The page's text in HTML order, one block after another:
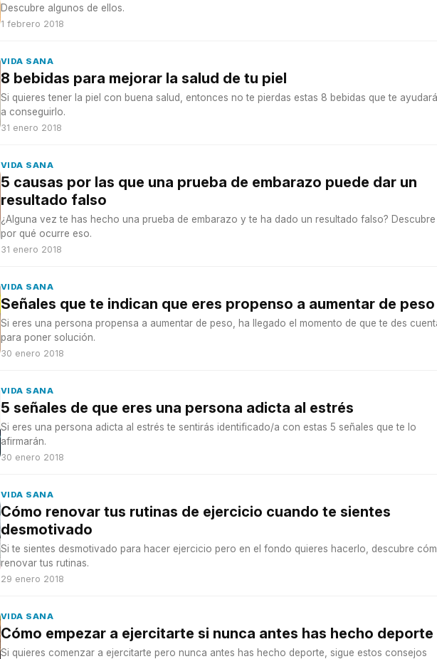
Descubre algunos de ellos.
1 febrero 2018
VIDA SANA
8 bebidas para mejorar la salud de tu piel
Si quieres tener la piel con buena salud, entonces no te pierdas estas 8 bebidas que te
a conseguirlo.
31 enero 2018
VIDA SANA
5 causas por las que una prueba de embarazo puede dar un
resultado falso
¿Alguna vez te has hecho una prueba de embarazo y te ha dado un resultado falso? Descubre
por qué ocurre eso.
31 enero 2018
VIDA SANA
Señales que te indican que eres propenso a aumentar de peso
Si eres una persona propensa a aumentar de peso, ha llegado el momento de que te des
para poner solución.
30 enero 2018
VIDA SANA
5 señales de que eres una persona adicta al estrés
Si eres una persona adicta al estrés te sentirás identificado/a con estas 5 señales que te lo
afirmarán.
30 enero 2018
VIDA SANA
Cómo renovar tus rutinas de ejercicio cuando te sientes
desmotivado
Si te sientes desmotivado para hacer ejercicio pero en el fondo quieres hacerlo, descubre
renovar tus rutinas.
29 enero 2018
VIDA SANA
Cómo empezar a ejercitarte si nunca antes has hecho deporte
Si quieres comenzar a ejercitarte pero nunca antes has hecho deporte, sigue estos consejos